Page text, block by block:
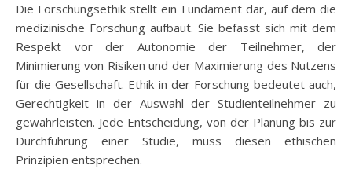
Die Forschungsethik stellt ein Fundament dar, auf dem die
medizinische Forschung aufbaut. Sie befasst sich mit dem
Respekt vor der Autonomie der Teilnehmer, der
Minimierung von Risiken und der Maximierung des Nutzens
für die Gesellschaft. Ethik in der Forschung bedeutet auch,
Gerechtigkeit in der Auswahl der Studienteilnehmer zu
gewährleisten. Jede Entscheidung, von der Planung bis zur
Durchführung einer Studie, muss diesen ethischen
Prinzipien entsprechen.